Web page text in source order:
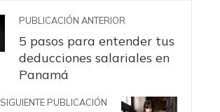
PUBLICACIÓN ANTERIOR
5 pasos para entender tus
deducciones salariales en
Panamá
SIGUIENTE PUBLICACIÓN